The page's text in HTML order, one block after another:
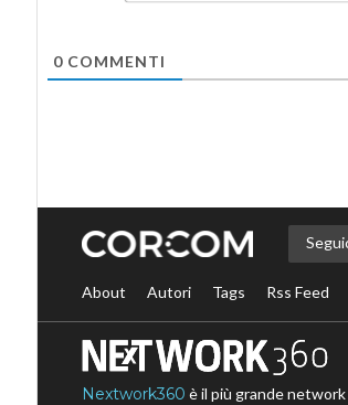
0COMMENTI
About Autori Tags Rss Feed
Nextwork360 è il più grande